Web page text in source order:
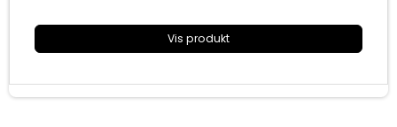
Vis produkt